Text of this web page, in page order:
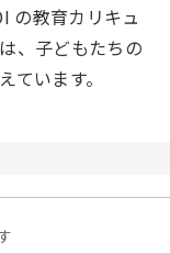
の教育カリキュ
、子どもたちの
います。